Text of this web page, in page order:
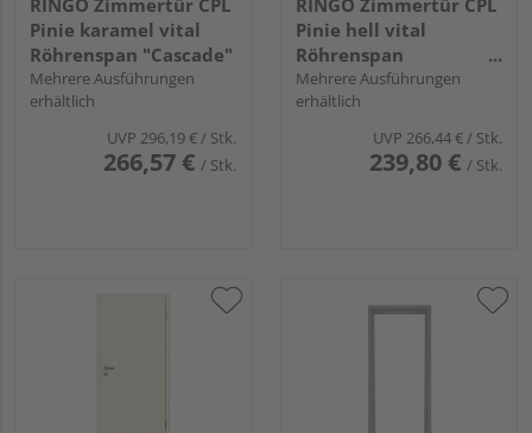
Pinie karamel vital
Röhrenspan "Cascade"
Mehrere Ausführungen
erhältlich
UVP 296,19 €/ Stk.
266,57 € / Stk.
Pinie hell vital
Röhrenspan
"Standard"
Mehrere Ausführungen
erhältlich
UVP 266,44 €/ Stk.
239,80 € / Stk.